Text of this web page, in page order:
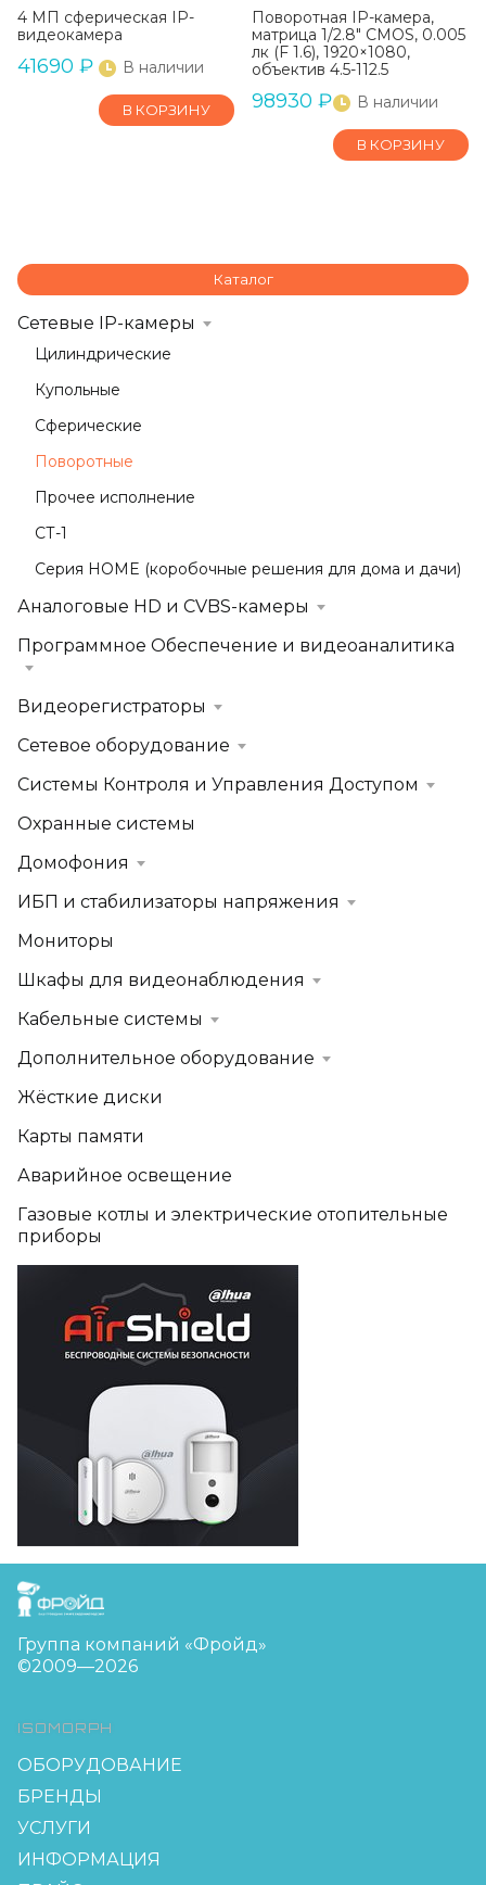
4 МП сферическая IP-
видеокамера
41690 ₽ В наличии
В КОРЗИНУ
Поворотная IP-камера,
матрица 1/2.8" CMOS, 0.005
лк (F 1.6), 1920×1080,
объектив 4.5-112.5
98930 ₽ В наличии
В КОРЗИНУ
Каталог
Сетевые IP-камеры
Цилиндрические
Купольные
Сферические
Поворотные
Прочее исполнение
СТ-1
Серия HOME (коробочные решения для дома и дачи)
Аналоговые HD и CVBS-камеры
Программное Обеспечение и видеоаналитика
Видеорегистраторы
Сетевое оборудование
Системы Контроля и Управления Доступом
Охранные системы
Домофония
ИБП и стабилизаторы напряжения
Мониторы
Шкафы для видеонаблюдения
Кабельные системы
Дополнительное оборудование
Жёсткие диски
Карты памяти
Аварийное освещение
Газовые котлы и электрические отопительные
приборы
FreudGroup
Группа компаний «Фройд»
©2009—2026
ISOMORPH
ОБОРУДОВАНИЕ
БРЕНДЫ
УСЛУГИ
ИНФОРМАЦИЯ